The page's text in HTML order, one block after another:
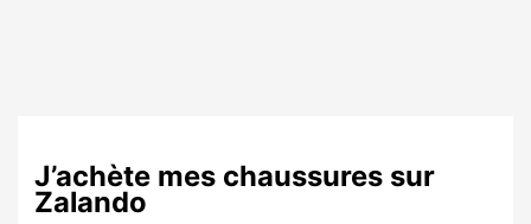
J’achète mes chaussures sur
Zalando